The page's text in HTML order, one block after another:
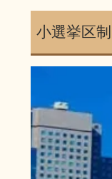
小選挙区